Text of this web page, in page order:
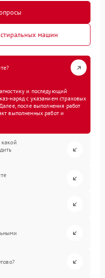
машин
и последующий
наряд с указанием страховых
после выполнения работ
выполненных работ и